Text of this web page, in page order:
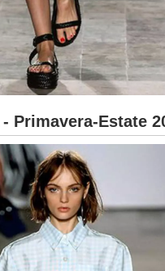
- Primavera-Estate